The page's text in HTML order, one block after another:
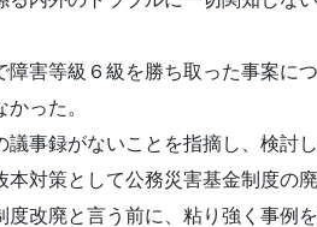
障害等級６級を勝ち取った事案に
った。
事録がないことを指摘し、検討
対策として公務災害基金制度の
改廃と言う前に、粘り強く事例